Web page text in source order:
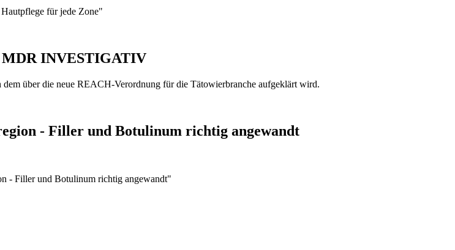
für jede Zone"
MDR INVESTIGATIV
über die neue REACH-Verordnung für die Tätowierbranche aufgeklärt wird.
- Filler und Botulinum richtig angewandt
- Filler und Botulinum richtig angewandt"